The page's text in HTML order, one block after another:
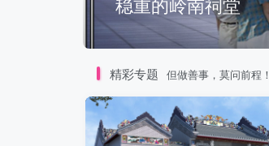
精彩专题 但做善事，莫问前程！